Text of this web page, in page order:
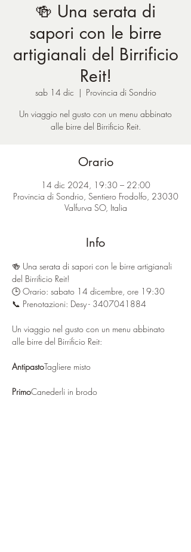
🍻 Una serata di
sapori con le birre
artigianali del Birrificio
Reit!
sab 14 dic
  |
Provincia di Sondrio
Un viaggio nel gusto con un menu abbinato
alle birre del Birrificio Reit.
Orario
14 dic 2024, 19:30 – 22:00
Provincia di Sondrio, Sentiero Frodolfo, 23030
Valfurva SO, Italia
Info
🍻 Una serata di sapori con le birre artigianali
del Birrificio Reit!
🕒 Orario: sabato 14 dicembre, ore 19:30
📞 Prenotazioni: Desy - 3407041884
Un viaggio nel gusto con un menu abbinato
alle birre del Birrificio Reit:
AntipastoTagliere misto
PrimoCanederli in brodo